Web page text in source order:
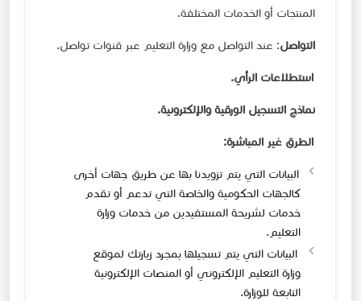
المنتجات أو الخدمات المختلفة.
التواصل: عند التواصل مع وزارة التعليم عبر قنوات تواصل.
استطلاعات الرأي.
نماذج التسجيل الورقية والإلكترونية.
الطرق غير المباشرة:
البيانات التي ​يتم تزويدنا بها عن طريق جهات أخرى
كالجهات الحكومية والخاصة التي تدعم أو تقدم
خدمات لشريحة المستفيدين من خدمات وزارة
التعليم.
​ البيانات التي يتم تسجيلها بمجرد زيارتك لموقع
وزارة التعليم الإلكتروني أو المنصات الإلكترونية
التابعة للوزارة.